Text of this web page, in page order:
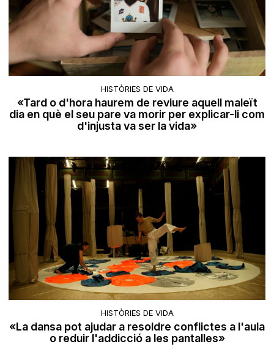
HISTÒRIES DE VIDA
«Tard o d'hora haurem de reviure aquell maleït
dia en què el seu pare va morir per explicar-li com
d'injusta va ser la vida»
HISTÒRIES DE VIDA
«La dansa pot ajudar a resoldre conflictes a l'aula
o reduir l'addicció a les pantalles»